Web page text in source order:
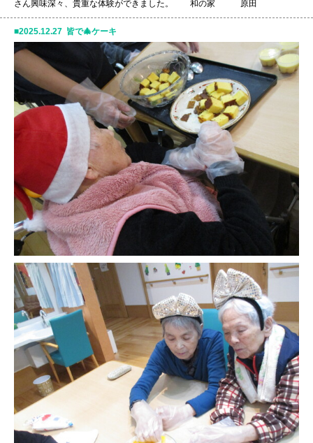
さん興味深々、貴重な体験ができました。 和の家 原田
2025.12.27 皆で🎄ケーキ